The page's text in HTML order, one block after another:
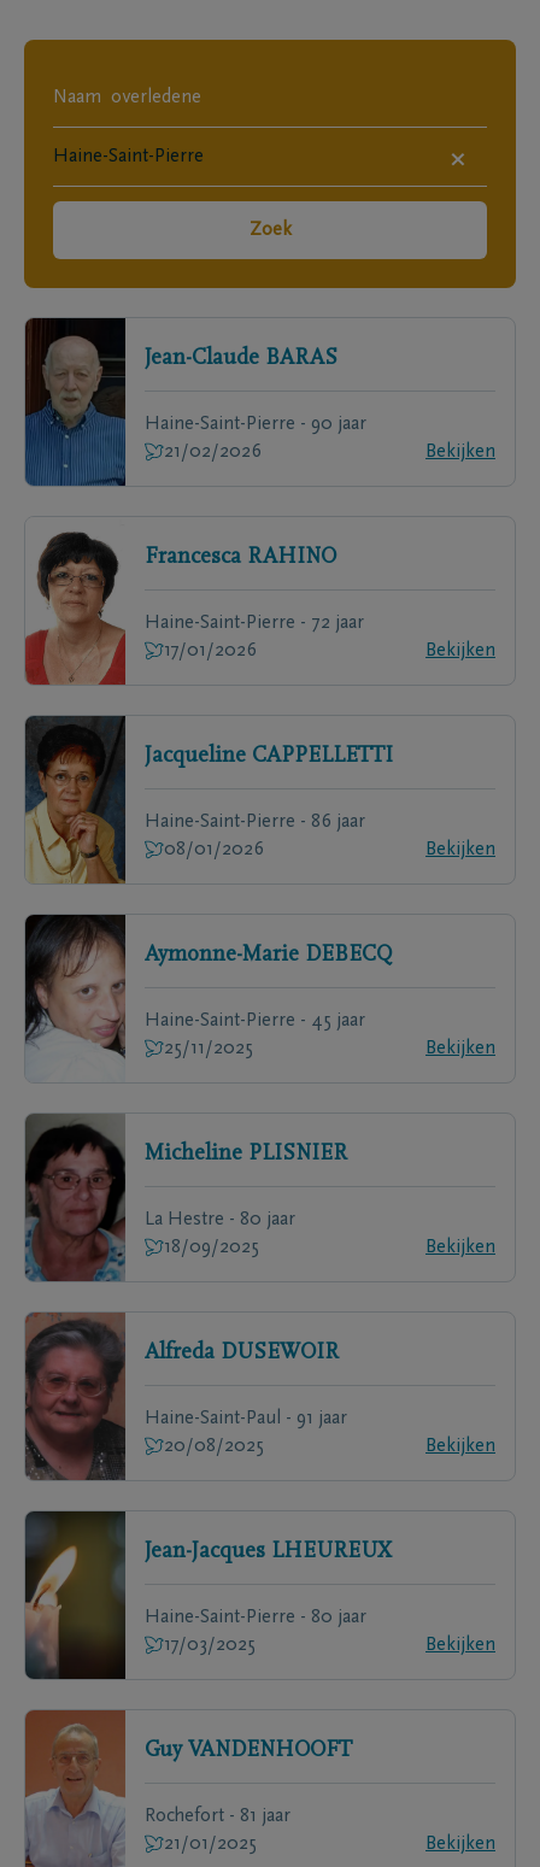
×
Zoek
Jean-Claude BARAS
Haine-Saint-Pierre - 90 jaar
21/02/2026
Bekijken
Francesca RAHINO
Haine-Saint-Pierre - 72 jaar
17/01/2026
Bekijken
Jacqueline CAPPELLETTI
Haine-Saint-Pierre - 86 jaar
08/01/2026
Bekijken
Aymonne-Marie DEBECQ
Haine-Saint-Pierre - 45 jaar
25/11/2025
Bekijken
Micheline PLISNIER
La Hestre - 80 jaar
18/09/2025
Bekijken
Alfreda DUSEWOIR
Haine-Saint-Paul - 91 jaar
20/08/2025
Bekijken
Jean-Jacques LHEUREUX
Haine-Saint-Pierre - 80 jaar
17/03/2025
Bekijken
Guy VANDENHOOFT
Rochefort - 81 jaar
21/01/2025
Bekijken